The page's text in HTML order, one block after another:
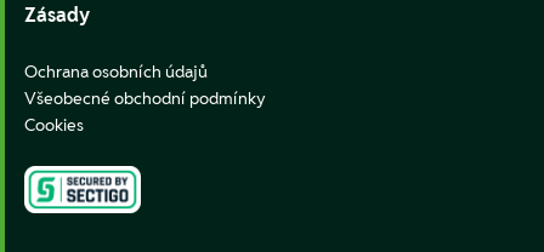
Zásady
Ochrana osobních údajů
Všeobecné obchodní podmínky
Cookies